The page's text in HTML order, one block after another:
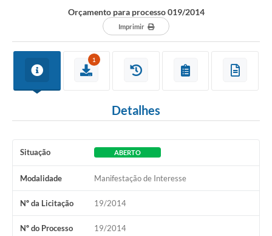
Orçamento para processo 019/2014
Imprimir
1
Detalhes
Situação ABERTO
Modalidade Manifestação de Interesse
Nº da Licitação 19/2014
Nº do Processo 19/2014